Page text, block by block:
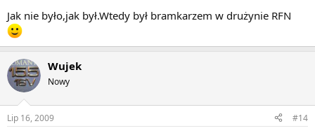
Jak nie było,jak był.Wtedy był bramkarzem w drużynie RFN
Wujek
Nowy
Lip 16, 2009 #14